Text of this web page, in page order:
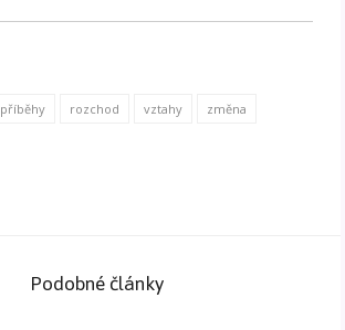
příběhy rozchod vztahy změna
Podobné články